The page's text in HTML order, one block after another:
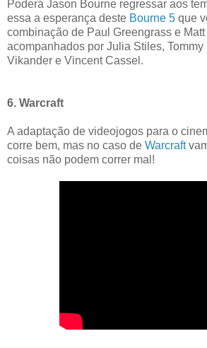
Poderá Jason Bourne regressar aos
essa a esperança deste Bourne 5 que
combinação de Paul Greengrass e
acompanhados por Julia Stiles,
Vikander e Vincent Cassel.
6. Warcraft
A adaptação de videojogos para o
corre bem, mas no caso de Warcraft
coisas não podem correr mal!